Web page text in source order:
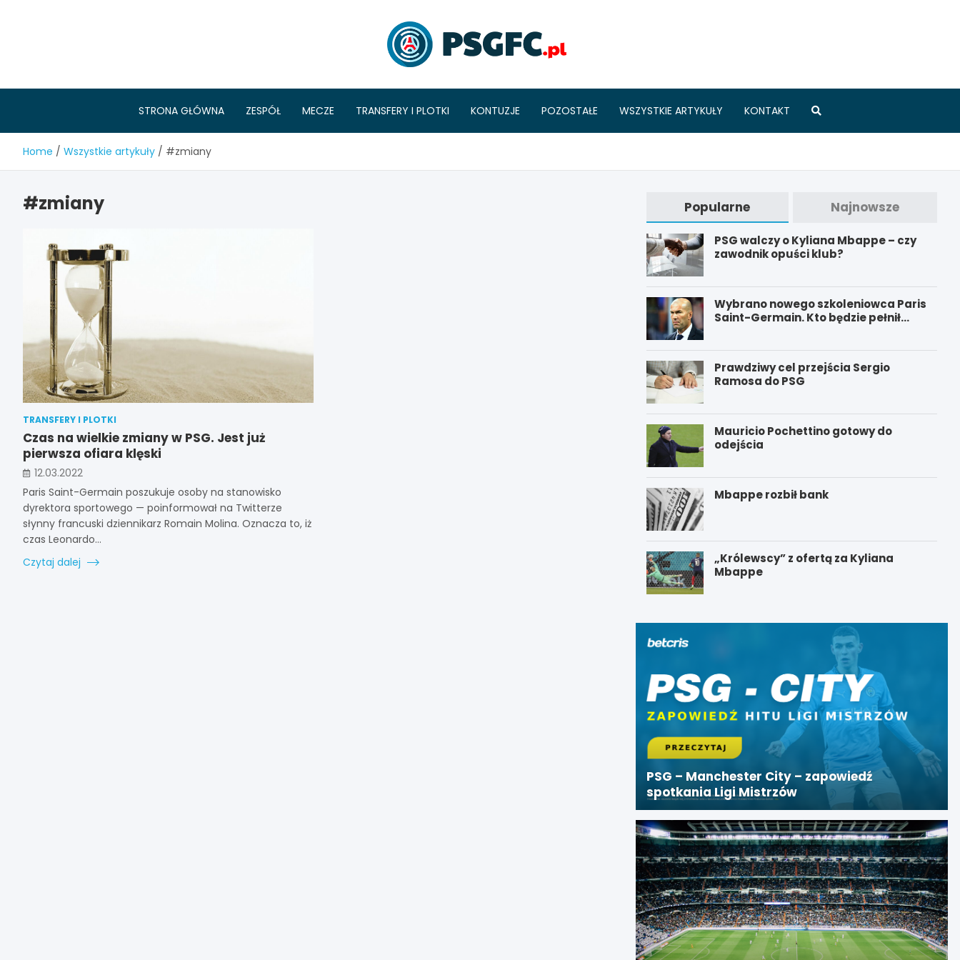
STRONA GŁÓWNA ZESPÓŁ MECZE TRANSFERY I PLOTKI KONTUZJE POZOSTAŁE WSZYSTKIE ARTYKUŁY KONTAKT
Home Wszystkie artykuły #zmiany
#zmiany
TRANSFERY I PLOTKI
Czas na wielkie zmiany w PSG. Jest już
pierwsza ofiara klęski
12.03.2022
Paris Saint-Germain poszukuje osoby na stanowisko
dyrektora sportowego — poinformował na Twitterze
słynny francuski dziennikarz Romain Molina. Oznacza to, iż
czas Leonardo…
Czytaj dalej
Popularne Najnowsze
PSG walczy o Kyliana Mbappe – czy
zawodnik opuści klub?
Wybrano nowego szkoleniowca Paris
Saint-Germain. Kto będzie pełnił
Prawdziwy cel przejścia Sergio
Ramosa do PSG
Mauricio Pochettino gotowy do
odejścia
Mbappe rozbił bank
„Królewscy” z ofertą za Kyliana
Mbappe
PSG – Manchester City – zapowiedź
spotkania Ligi Mistrzów